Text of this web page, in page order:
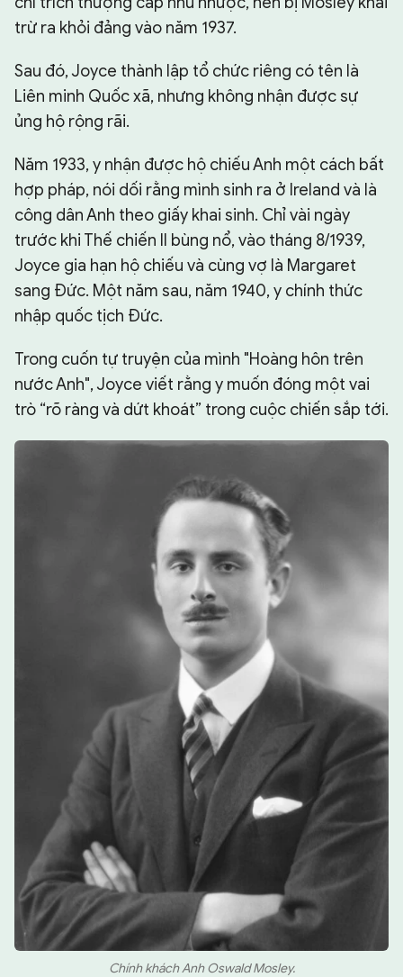
trừ ra khỏi đảng vào năm 1937.
Sau đó, Joyce thành lập tổ chức riêng có tên là
Liên minh Quốc xã, nhưng không nhận được sự
ủng hộ rộng rãi.
Năm 1933, y nhận được hộ chiếu Anh một cách bất
hợp pháp, nói dối rằng mình sinh ra ở Ireland và là
công dân Anh theo giấy khai sinh. Chỉ vài ngày
trước khi Thế chiến II bùng nổ, vào tháng 8/1939,
Joyce gia hạn hộ chiếu và cùng vợ là Margaret
sang Đức. Một năm sau, năm 1940, y chính thức
nhập quốc tịch Đức.
Trong cuốn tự truyện của mình "Hoàng hôn trên
nước Anh", Joyce viết rằng y muốn đóng một vai
trò “rõ ràng và dứt khoát” trong cuộc chiến sắp tới.
Chính khách Anh Oswald Mosley.